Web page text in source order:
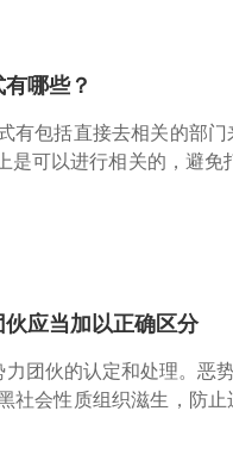
哪些？
包括直接去相关的部门
是可以进行相关的，
应当加以正确区分
团伙的认定和处理。恶
社会性质组织滋生，防